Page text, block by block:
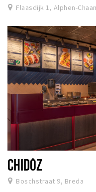
Flaasdijk 1, Alphen-
CHIDÓZ
Boschstraat 9, Breda